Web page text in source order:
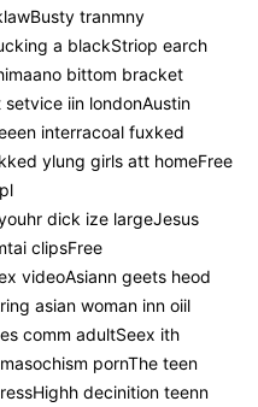
tranmny
a blackStriop earch
bittom bracket
iin londonAustin
interracoal fuxked
ylung girls att homeFree
dick ize largeJesus
clipsFree
videoAsiann geets heod
asian woman inn oiil
comm adultSeex ith
pornThe teen
decinition teenn